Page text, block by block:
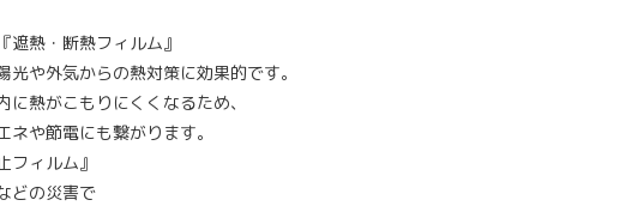
遮熱・断熱フィルム』
光や外気からの熱対策に効果的です。
に熱がこもりにくくなるため、
ネや節電にも繋がります。
フィルム』
どの災害で